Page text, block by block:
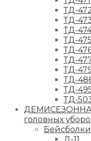
ТД-
ТД-
ТД-
ТД-475
ТД-
ТД-
ТД-
ТД-
ТД-
ТД-
головных
Бейсболки